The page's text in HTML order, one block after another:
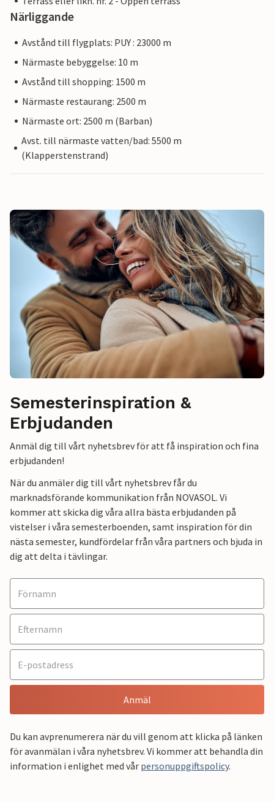
Närliggande
Avstånd till flygplats: PUY : 23000 m
Närmaste bebyggelse: 10 m
Avstånd till shopping: 1500 m
Närmaste restaurang: 2500 m
Närmaste ort: 2500 m (Barban)
Avst. till närmaste vatten/bad: 5500 m
(Klapperstenstrand)
Semesterinspiration &
Erbjudanden
Anmäl dig till vårt nyhetsbrev för att få inspiration och fina
erbjudanden!
När du anmäler dig till vårt nyhetsbrev får du
marknadsförande kommunikation från NOVASOL. Vi
kommer att skicka dig våra allra bästa erbjudanden på
vistelser i våra semesterboenden, samt inspiration för din
nästa semester, kundfördelar från våra partners och bjuda in
dig att delta i tävlingar.
Anmäl
Du kan avprenumerera när du vill genom att klicka på länken
för avanmälan i våra nyhetsbrev. Vi kommer att behandla din
information i enlighet med vår personuppgiftspolicy.